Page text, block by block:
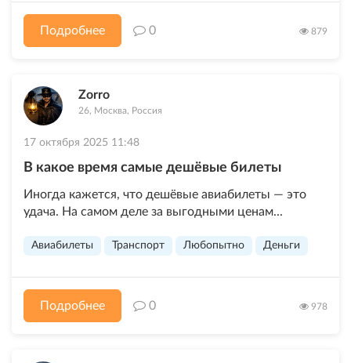
Подробнее 0 879
Zorro
26, Москва, Россия
17 октября 2025 11:48
В какое время самые дешёвые билеты
Иногда кажется, что дешёвые авиабилеты — это
удача. На самом деле за выгодными ценам...
Авиабилеты Транспорт Любопытно Деньги
Подробнее 0 978